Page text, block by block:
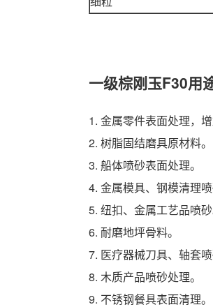
一级棕刚玉F30用
1. 金属零件表面处理，
2. 树脂固结磨具原材料。
3. 船体喷砂表面处理。
4. 金属模具、钢模清理
5. 纽扣、金属工艺品喷
6. 耐磨地坪骨料。
7. 医疗器械刀具、轴套
8. 木质产品喷砂处理。
9. 不锈钢餐具表面清理。